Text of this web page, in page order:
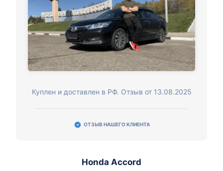
Куплен и доставлен в РФ. Отзыв от 13.08.2025
ОТЗЫВ НАШЕГО КЛИЕНТА
Honda Accord